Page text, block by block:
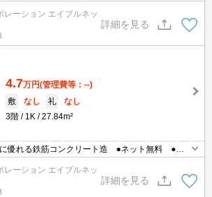
Fi）導入予定
レーション エイブルネッ
詳細を見る
4.7万円(管理費等：--)
敷
なし 礼
なし
3階
1K 27.84m²
優れる鉄筋コンクリート造 ●ネット無料 ●温
最上階角部屋
レーション エイブルネッ
詳細を見る